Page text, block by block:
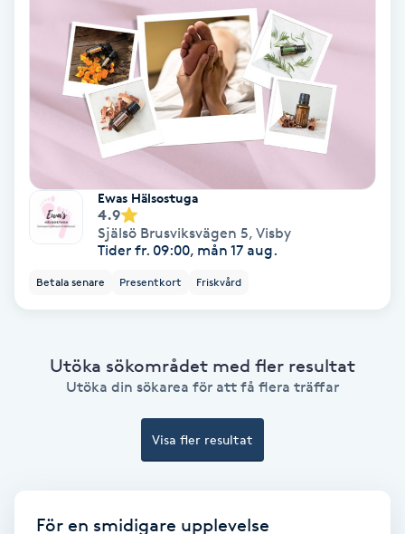
Ansiktsbehandling djuprengörande
Babylights
Bambumassage
Barber
Ewas Hälsostuga
4.9
Själsö Brusviksvägen 5, Visby
Tider fr. 09:00, mån 17 aug.
Betala senare Presentkort Friskvård
Utöka sökområdet med fler resultat
Utöka din sökarea för att få flera träffar
Visa fler resultat
För en smidigare upplevelse